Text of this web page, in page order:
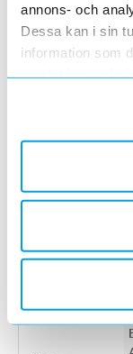
annons- och
Dessa kan i sin
information som
samlat in när du